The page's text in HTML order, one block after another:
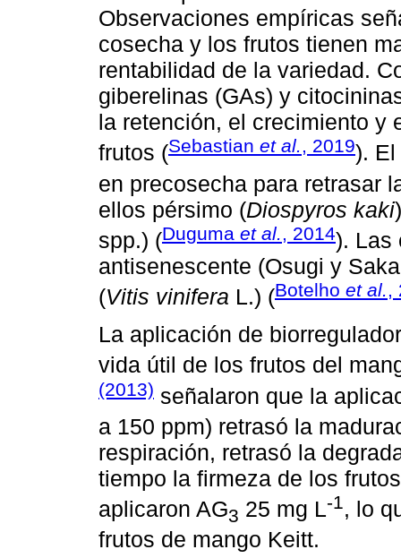
Observaciones empíricas
cosecha y los frutos tienen
rentabilidad de la variedad.
giberelinas (GAs) y
la retención, el crecimiento y
frutos (Sebastian et al., 2019). El
en precosecha para retrasar
ellos pérsimo (Diospyros kaki
spp.) (Duguma et al. , 2014). Las
antisenescente (Osugi y
(Vitis vinifera L.) (Botelho et al.,
La aplicación de
vida útil de los frutos del
(2013) señalaron que la
a 150 ppm) retrasó la
respiración, retrasó la
tiempo la firmeza de los
aplicaron AG3 25 mg L-1, lo
frutos de mango Keitt.